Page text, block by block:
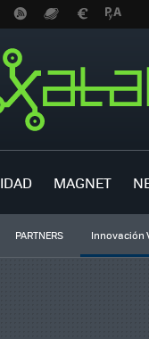
MAGNET
PARTNERS Innovación